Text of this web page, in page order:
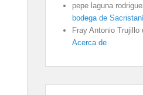
pepe laguna
bodega de
Fray Antonio Trujillo
Acerca de